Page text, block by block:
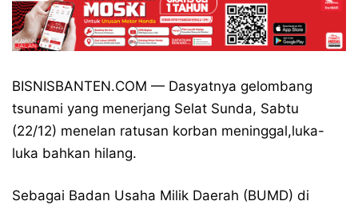
BISNISBANTEN.COM — Dasyatnya gelombang
tsunami yang menerjang Selat Sunda, Sabtu
(22/12) menelan ratusan korban meninggal,luka-
luka bahkan hilang.
Sebagai Badan Usaha Milik Daerah (BUMD) di